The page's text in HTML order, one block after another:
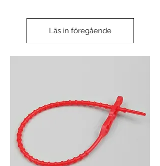
Läs in föregående